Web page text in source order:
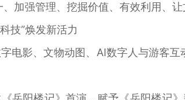
强管理、挖掘价值、有效利用、让
”焕发新活力
影、文物动图、AI数字人与游客互